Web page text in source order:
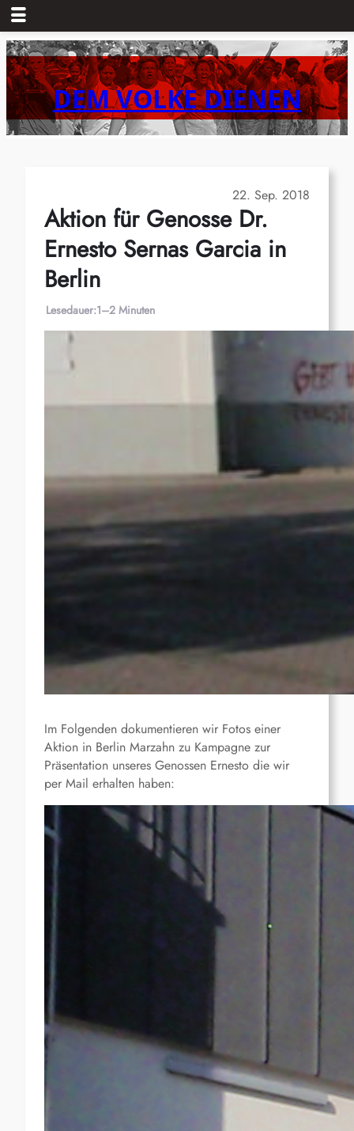
Zum
Inhalt
springenDEM VOLKE DIENEN
22. Sep. 2018
Aktion für Genosse Dr.
Ernesto Sernas Garcia in
Berlin
Lesedauer:1–2 Minuten
Im Folgenden dokumentieren wir Fotos einer
Aktion in Berlin Marzahn zu Kampagne zur
Präsentation unseres Genossen Ernesto die wir
per Mail erhalten haben: